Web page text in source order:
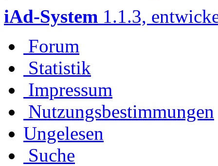
iAd-System 1.1.3,
Forum
Statistik
Impressum
Nutzungsbestimmungen
Ungelesen
Suche